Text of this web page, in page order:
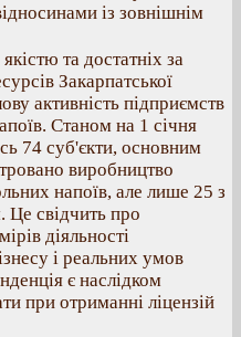
із зовнішнім
та достатніх за
Закарпатської
активність підприємств
Станом на 1 січня
74 суб'єкти, основним
виробництво
напоїв, але лише 25 з
Це свідчить про
діяльності
і реальних умов
є наслідком
при отриманні ліцензій